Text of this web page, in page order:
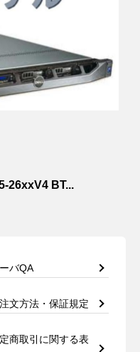
26xxV4 BT...
バQA
文方法・保証規定
商取引に関する表